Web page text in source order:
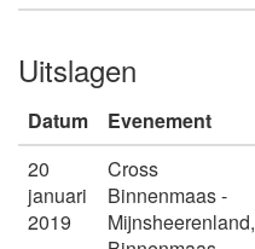
Uitslagen
Datum Evenement
20
januari
2019
Cross
Binnenmaas -
Mijnsheerenland,